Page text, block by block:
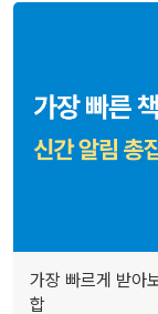
가장 빠르게 받아
합